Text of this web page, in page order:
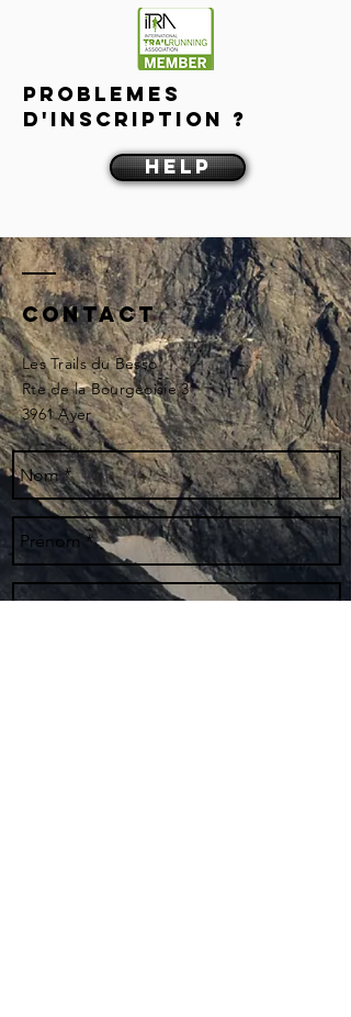
Problemes
d'inscription ?
help
Contact
Les Trails du Besso
Rte de la Bourgeoisie 3
3961 Ayer